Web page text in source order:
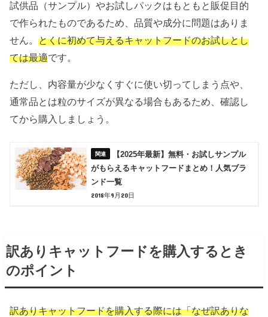
試供品（サンプル）やお試しパックはもともと販促目的
で作られたものであるため、品質や成分に問題はありま
せん。とくに初めて与えるキャットフードのお試しとし
ては最適です。
ただし、内容量が少なくすぐに使い切ってしまう点や、
通常品とは粒のサイズが異なる場合もあるため、確認し
てから購入しましょう。
【2025年最新】無料・お試しサンプル
がもらえるキャットフードまとめ！人気ブラ
ンド一覧
2018年9月20日
訳ありキャットフードを購入するとき
のポイント
訳ありキャットフードを購入する際には「なぜ訳ありな